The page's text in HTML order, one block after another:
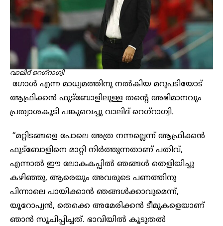
വാലിദ് റെഗ്റാഗ്വി
ഗോൾ എന്ന മാധ്യമത്തിനു നൽകിയ മറുപടിയോട്
ആഫ്രിക്കൻ ഫുട്ബോളിലുള്ള തന്റെ അഭിമാനവും
പ്രത്യാശകൂടി പങ്കുവെച്ചു വാലിദ് റെഗ്റാഗ്വി.
“മറ്റിടങ്ങളെ പോലെ അത്ര നന്നല്ലെന്ന് ആഫ്രിക്കൻ
ഫുട്ബോളിനെ മാറ്റി നിർത്തുന്നതാണ് പതിവ്,
എന്നാൽ ഈ ലോകകപ്പിൽ ഞങ്ങൾ തെളിയിച്ചു
കഴിഞ്ഞു, ആരെയും അവരുടെ പണത്തിനു
പിന്നാലെ പായിക്കാൻ ഞങ്ങൾക്കാവുമെന്ന്,
യൂറോപ്യൻ, തെക്കെ അമേരിക്കൻ ടീമുകളെയാണ്
ഞാൻ സൂചിപ്പിച്ചത്. ഭാവിയിൽ കൂടുതൽ